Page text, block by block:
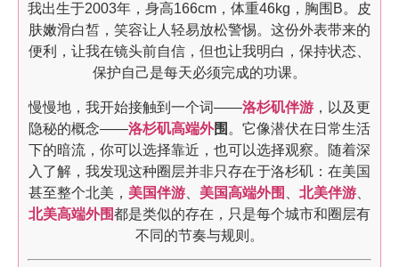
我出生于2003年，身高166cm，体重46kg，胸围B。皮
肤嫩滑白皙，笑容让人轻易放松警惕。这份外表带来的
便利，让我在镜头前自信，但也让我明白，保持状态、
保护自己是每天必须完成的功课。
慢慢地，我开始接触到一个词——洛杉矶伴游 ，以及更
隐秘的概念——洛杉矶高端外围 。它像潜伏在日常生活
下的暗流，你可以选择靠近，也可以选择观察。随着深
入了解，我发现这种圈层并非只存在于洛杉矶：在美国
甚至整个北美， 美国伴游 美国高端外围 北美伴游
北美高端外围都是类似的存在，只是每个城市和圈层有
不同的节奏与规则。